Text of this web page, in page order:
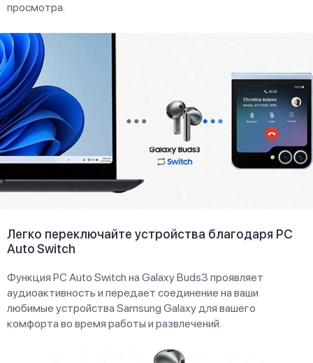
просмотра.
Легко переключайте устройства благодаря PC
Auto Switch
Функция PC Auto Switch на Galaxy Buds3 проявляет
аудиоактивность и передает соединение на ваши
любимые устройства Samsung Galaxy для вашего
комфорта во время работы и развлечений.